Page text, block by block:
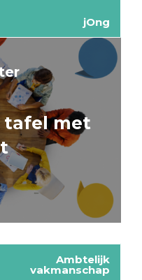
jOng
tafel met
Ambtelijk
vakmanschap